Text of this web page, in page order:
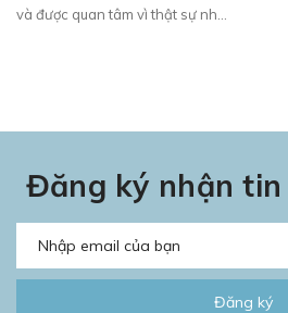
và được quan tâm vì thật sự nh...
Đăng ký nhận tin
Đăng ký